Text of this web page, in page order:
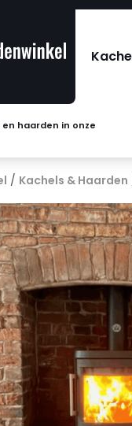
en haarden in onze
/ Kachels & Haarden